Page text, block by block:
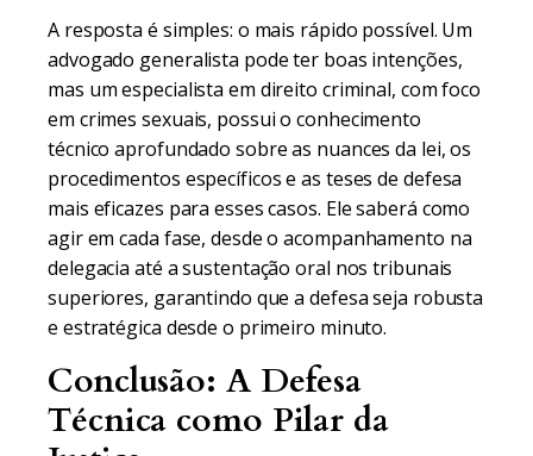
A resposta é simples: o mais rápido possível. Um
advogado generalista pode ter boas intenções,
mas um especialista em direito criminal, com foco
em crimes sexuais, possui o conhecimento
técnico aprofundado sobre as nuances da lei, os
procedimentos específicos e as teses de defesa
mais eficazes para esses casos. Ele saberá como
agir em cada fase, desde o acompanhamento na
delegacia até a sustentação oral nos tribunais
superiores, garantindo que a defesa seja robusta
e estratégica desde o primeiro minuto.
Conclusão: A Defesa
Técnica como Pilar da